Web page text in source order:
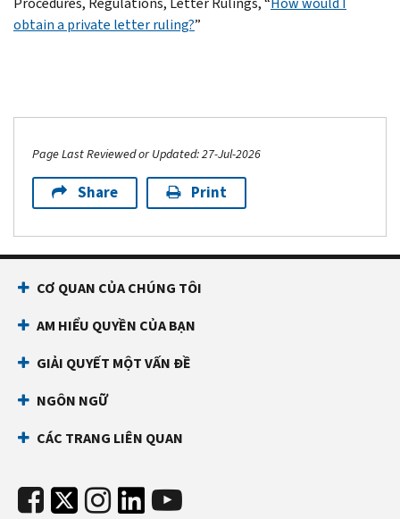
obtain a private letter ruling?”
Page Last Reviewed or Updated: 27-Jul-2026
Share Print
CƠ QUAN CỦA CHÚNG TÔI
AM HIỂU QUYỀN CỦA BẠN
GIẢI QUYẾT MỘT VẤN ĐỀ
NGÔN NGỮ
CÁC TRANG LIÊN QUAN